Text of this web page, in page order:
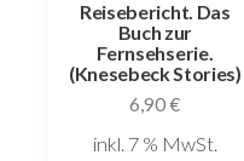
Reisebericht. Das
Buch zur
Fernsehserie.
(Knesebeck Stories)
6,90€
inkl. 7 % MwSt.